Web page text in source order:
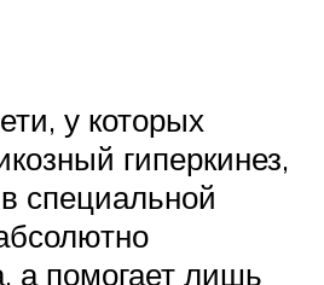
у которых
гиперкинез,
специальной
а помогает лишь